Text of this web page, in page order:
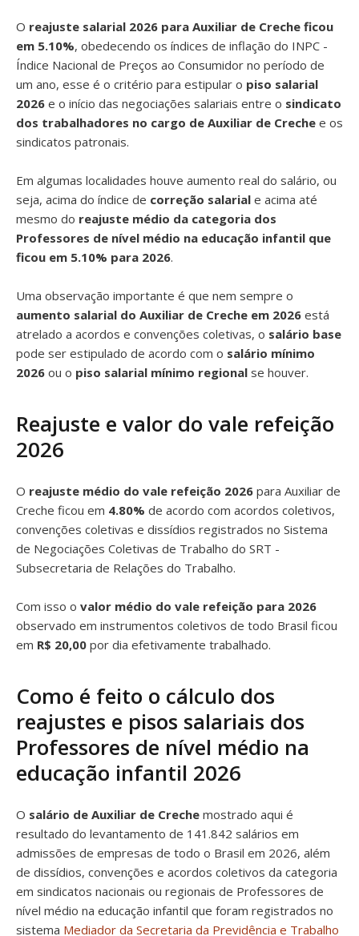
O reajuste salarial 2026 para Auxiliar de Creche ficou
em 5.10%, obedecendo os índices de inflação do INPC -
Índice Nacional de Preços ao Consumidor no período de
um ano, esse é o critério para estipular o piso salarial
2026 e o início das negociações salariais entre o sindicato
dos trabalhadores no cargo de Auxiliar de Creche e os
sindicatos patronais.
Em algumas localidades houve aumento real do salário, ou
seja, acima do índice de correção salarial e acima até
mesmo do reajuste médio da categoria dos
Professores de nível médio na educação infantil que
ficou em 5.10% para 2026.
Uma observação importante é que nem sempre o
aumento salarial do Auxiliar de Creche em 2026 está
atrelado a acordos e convenções coletivas, o salário base
pode ser estipulado de acordo com o salário mínimo
2026 ou o piso salarial mínimo regional se houver.
Reajuste e valor do vale refeição
2026
O reajuste médio do vale refeição 2026 para Auxiliar de
Creche ficou em 4.80% de acordo com acordos coletivos,
convenções coletivas e dissídios registrados no Sistema
de Negociações Coletivas de Trabalho do SRT -
Subsecretaria de Relações do Trabalho.
Com isso o valor médio do vale refeição para 2026
observado em instrumentos coletivos de todo Brasil ficou
em R$ 20,00 por dia efetivamente trabalhado.
Como é feito o cálculo dos
reajustes e pisos salariais dos
Professores de nível médio na
educação infantil 2026
O salário de Auxiliar de Creche mostrado aqui é
resultado do levantamento de 141.842 salários em
admissões de empresas de todo o Brasil em 2026, além
de dissídios, convenções e acordos coletivos da categoria
em sindicatos nacionais ou regionais de Professores de
nível médio na educação infantil que foram registrados no
sistema Mediador da Secretaria da Previdência e Trabalho